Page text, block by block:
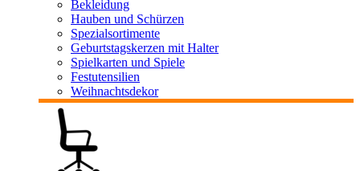
Bekleidung
Hauben und Schürzen
Spezialsortimente
Geburtstagskerzen mit Halter
Spielkarten und Spiele
Festutensilien
Weihnachtsdekor